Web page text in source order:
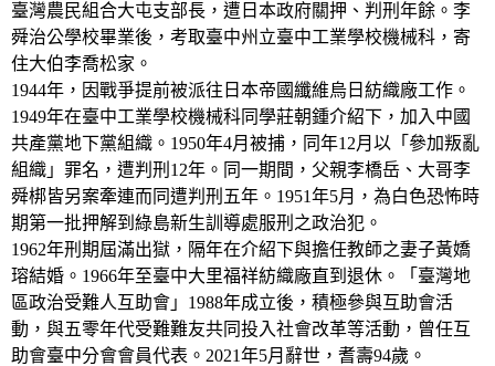
臺灣農民組合大屯支部長，遭日本政府關押、判刑年餘。李
舜治公學校畢業後，考取臺中州立臺中工業學校機械科，寄
住大伯李喬松家。
1944年，因戰爭提前被派往日本帝國纖維烏日紡織廠工作。
1949年在臺中工業學校機械科同學莊朝鍾介紹下，加入中國
共產黨地下黨組織。1950年4月被捕，同年12月以「參加叛亂
組織」罪名，遭判刑12年。同一期間，父親李橋岳、大哥李
舜梆皆另案牽連而同遭判刑五年。1951年5月，為白色恐怖時
期第一批押解到綠島新生訓導處服刑之政治犯。
1962年刑期屆滿出獄，隔年在介紹下與擔任教師之妻子黃嬌
瑢結婚。1966年至臺中大里福祥紡織廠直到退休。「臺灣地
區政治受難人互助會」1988年成立後，積極參與互助會活
動，與五零年代受難難友共同投入社會改革等活動，曾任互
助會臺中分會會員代表。2021年5月辭世，耆壽94歲。